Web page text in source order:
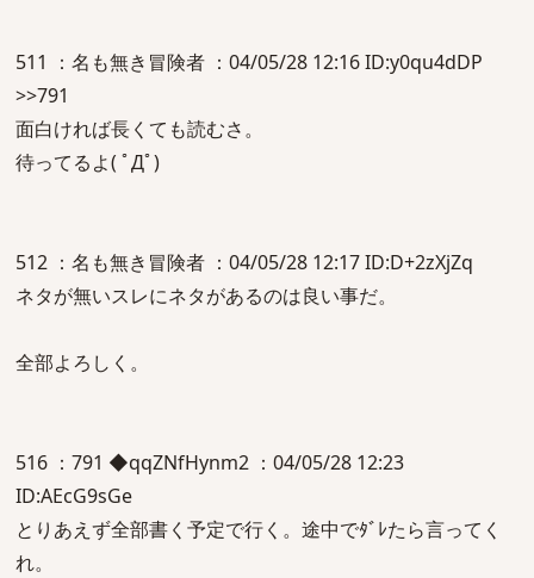
511 ：名も無き冒険者 ：04/05/28 12:16 ID:y0qu4dDP
>>791
面白ければ長くても読むさ。
待ってるよ( ﾟДﾟ)
512 ：名も無き冒険者 ：04/05/28 12:17 ID:D+2zXjZq
ネタが無いスレにネタがあるのは良い事だ。
全部よろしく。
516 ：791 ◆qqZNfHynm2 ：04/05/28 12:23
ID:AEcG9sGe
とりあえず全部書く予定で行く。途中でﾀﾞﾚたら言ってく
れ。